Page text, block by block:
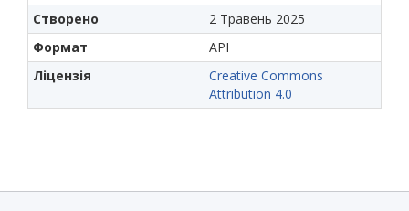
Створено
2 Травень 2025
Формат
API
Ліцензія
Creative Commons
Attribution 4.0